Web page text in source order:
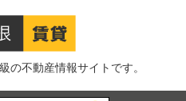
の不動産情報サイトです。